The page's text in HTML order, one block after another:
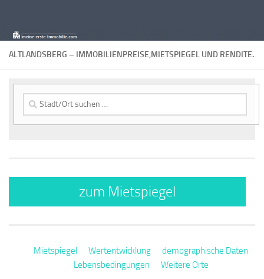
ALTLANDSBERG – IMMOBILIENPREISE,MIETSPIEGEL UND RENDITE.
nach:
zum Mietspiegel
Mietspiegel Wertentwicklung
demographische Daten
Lebensbedingungen
Weitere Orte